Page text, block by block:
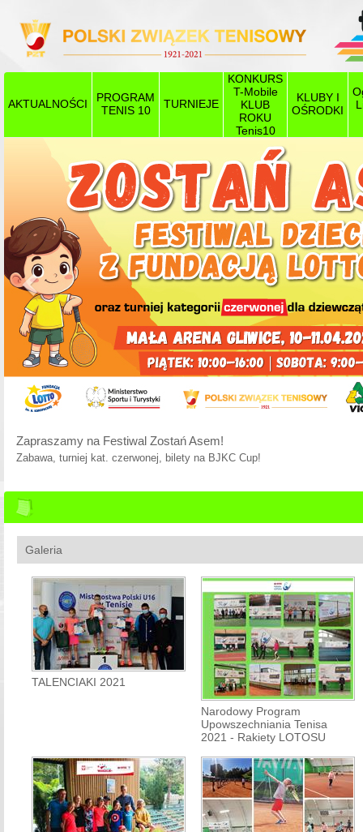
AKTUALNOŚCI
PROGRAM
TENIS 10
TURNIEJE
KONKURS
T-Mobile
KLUB
ROKU
Tenis10
KLUBY I
OŚRODKI
Poprzedni
Nowy Regulamin Tenis10 na rok 2026
Zapraszamy do zapoznania się ze zmianami: dział TURNIEJE -> Dla
Galeria
TALENCIAKI 2021
Narodowy Program
Upowszechniania Tenisa
2021 - Rakiety LOTOSU